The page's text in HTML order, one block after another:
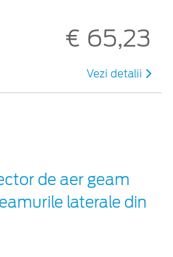
€ 65,23
Vezi detalii
de aer geam
laterale din